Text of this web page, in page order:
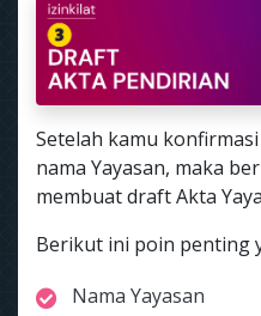
Setelah kamu
nama Yayasan, maka
membuat draft Akta
Berikut ini poin penting
Nama Yayasan